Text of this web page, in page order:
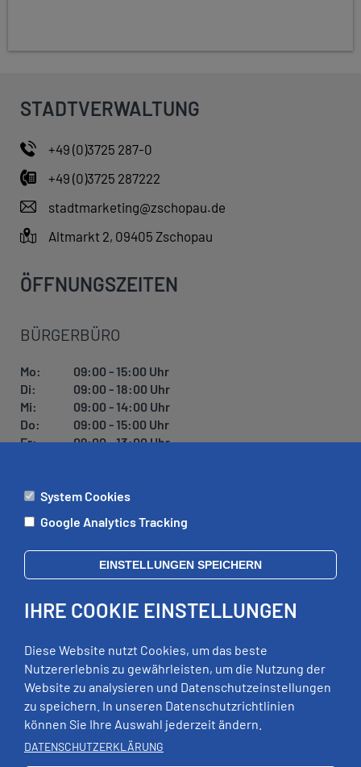
STADTVERWALTUNG
+49 (0)3725 287-0
+49 (0)3725 287222
stadtmarketing@zschopau.de
Altmarkt 2, 09405 Zschopau
ÖFFNUNGSZEITEN
BÜRGERBÜRO
Mo:
09:00 - 15:00 Uhr
Di:
09:00 - 18:00 Uhr
Mi:
09:00 - 14:00 Uhr
Do:
09:00 - 15:00 Uhr
Fr:
09:00 - 13:00 Uhr
ÄMTER
Di:
09:00 - 12:00 Uhr, 13:00 - 18:00 Uhr
Mi:
geschlossen
Fr:
09:00 - 12:00 Uhr
RECHTLICHES
Impressum
Datenschutz
System Cookies
Google Analytics Tracking
EINSTELLUNGEN SPEICHERN
IHRE COOKIE EINSTELLUNGEN
Diese Website nutzt Cookies, um das beste
Nutzererlebnis zu gewährleisten, um die Nutzung der
Website zu analysieren und Datenschutzeinstellungen
zu speichern. In unseren Datenschutzrichtlinien
können Sie Ihre Auswahl jederzeit ändern.
DATENSCHUTZERKLÄRUNG